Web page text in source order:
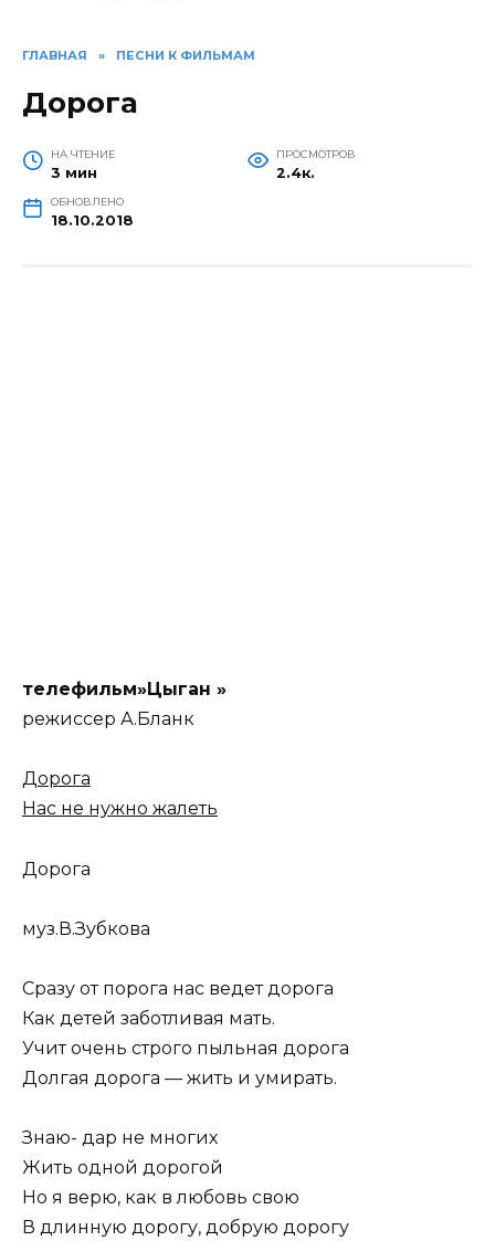
ГЛАВНАЯ » ПЕСНИ К ФИЛЬМАМ
Дорога
НА ЧТЕНИЕ
3 мин
ПРОСМОТРОВ
2.4к.
ОБНОВЛЕНО
18.10.2018
телефильм»Цыган »
режиссер А.Бланк
Дорога
Нас не нужно жалеть
Дорога
муз.В.Зубкова
Сразу от порога нас ведет дорога
Как детей заботливая мать.
Учит очень строго пыльная дорога
Долгая дорога — жить и умирать.
Знаю- дар не многих
Жить одной дорогой
Но я верю, как в любовь свою
В длинную дорогу, добрую дорогу